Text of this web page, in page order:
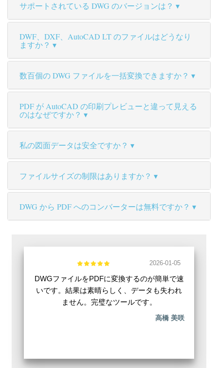
サポートされている DWG のバージョンは？
DWF、DXF、AutoCAD LT のファイルはどうなり
ますか？
数百個の DWG ファイルを一括変換できますか？
PDF が AutoCAD の印刷プレビューと違って見える
のはなぜですか？
私の図面データは安全ですか？
ファイルサイズの制限はありますか？
DWG から PDF へのコンバーターは無料ですか？
2026-01-05
DWGファイルをPDFに変換するのが簡単で速
いです。結果は素晴らしく、データも失われ
ません。完璧なツールです。
高橋 美咲